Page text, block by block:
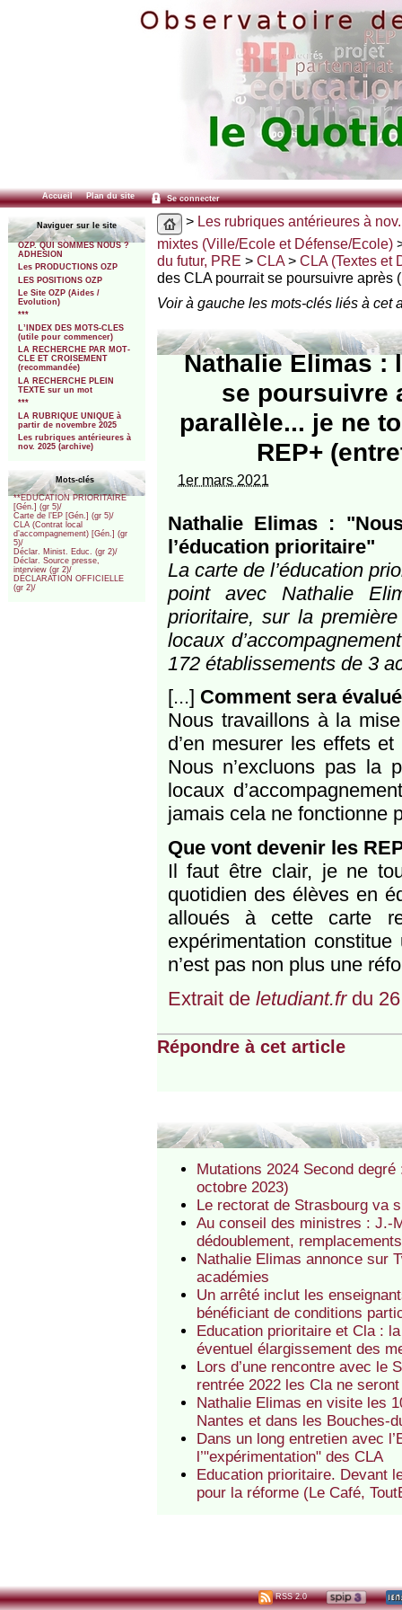
Accueil Plan du site Se connecter
Naviguer sur le site
OZP. QUI SOMMES NOUS ?
ADHESION
Les PRODUCTIONS OZP
LES POSITIONS OZP
Le Site OZP (Aides /
Evolution)
***
L’INDEX DES MOTS-CLES
(utile pour commencer)
LA RECHERCHE PAR MOT-
CLE ET CROISEMENT
(recommandée)
LA RECHERCHE PLEIN
TEXTE sur un mot
***
LA RUBRIQUE UNIQUE à
partir de novembre 2025
Les rubriques antérieures à
nov. 2025 (archive)
Mots-clés
**EDUCATION PRIORITAIRE
[Gén.] (gr 5)/
Carte de l’EP [Gén.] (gr 5)/
CLA (Contrat local
d’accompagnement) [Gén.] (gr
5)/
Déclar. Minist. Educ. (gr 2)/
Déclar. Source presse,
interview (gr 2)/
DÉCLARATION OFFICIELLE
(gr 2)/
> Les rubriques antérieures à
mixtes (Ville/Ecole et Défense/Ecole)
du futur, PRE > CLA> CLA (Textes et
des CLA pourrait se poursuivre après
Voir à gauche les mots-clés liés à cet
Nathalie Elimas :
se poursuivre
parallèle... je ne
REP+
1er mars 2021
Nathalie Elimas :
l’éducation prioritaire"
La carte de l’éducation
point avec Nathalie
prioritaire, sur la
locaux
172 établissements de 3
[...] Comment sera
Nous travaillons à la
d’en mesurer les effets
Nous n’excluons pas la
locaux
jamais cela ne fonctionne
Que vont devenir les
Il faut être clair, je ne
quotidien des élèves en
alloués à cette carte
expérimentation
n’est pas non plus une
Extrait de letudiant.frdu
Répondre à cet article
Mutations 2024 Second
octobre 2023)
Le rectorat de Strasbourg va
Au conseil des ministres : J.-
dédoublement,
Nathalie Elimas annonce sur
académies
Un arrêté inclut les
bénéficiant de conditions
Education prioritaire et Cla :
éventuel élargissement des
Lors d’une rencontre avec le
rentrée 2022 les Cla ne
Nathalie Elimas en visite les
Nantes et dans les Bouches-
Dans un long entretien avec
l’"expérimentation" des CLA
Education prioritaire. Devant
pour la réforme (Le Café,
RSS 2.0